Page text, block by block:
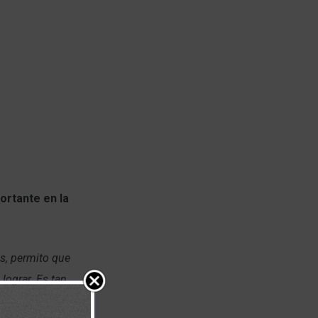
en la
permito que
Es tan